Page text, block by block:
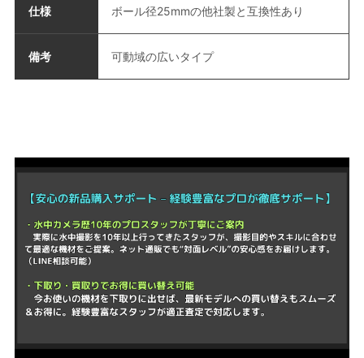
仕様 ボール径25mmの他社製と互換性あり
備考 可動域の広いタイプ